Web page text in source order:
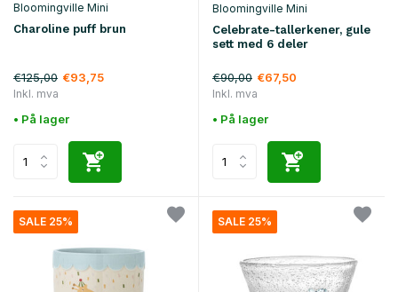
Bloomingville Mini
Charoline puff brun
€125,00 €93,75
Inkl. mva
• På lager
Bloomingville Mini
Celebrate-tallerkener, gule
sett med 6 deler
€90,00 €67,50
Inkl. mva
• På lager
SALE 25% SALE 25%